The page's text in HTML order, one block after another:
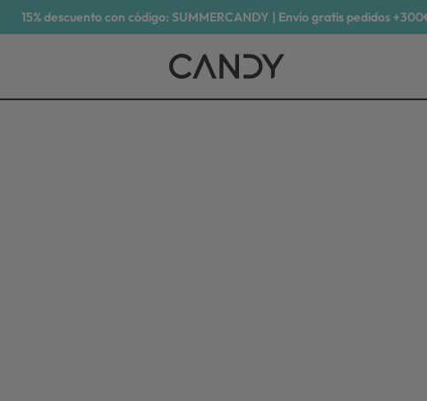
15% descuento con código: SUMMERCANDY | Envío gratis pedidos